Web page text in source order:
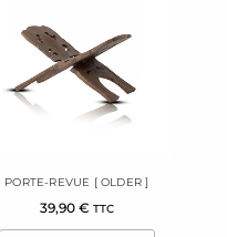
PORTE-REVUE [ OLDER ]
39,90 € TTC